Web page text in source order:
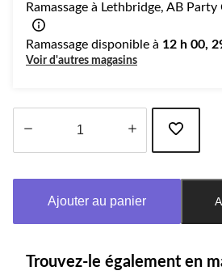
Ramassage à Lethbridge, AB Party
Ramassage disponible à 12 h 00,
Voir d'autres magasins
à
Ajouter au panier
Trouvez-le également en